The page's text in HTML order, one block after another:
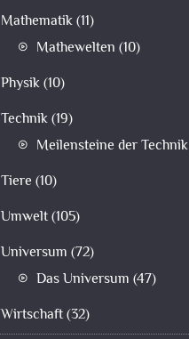
Mathematik(11)
Mathewelten (10)
Physik(10)
Technik(19)
Meilensteine der Technik
Tiere (10)
Umwelt(105)
Universum (72)
Das Universum (47)
Wirtschaft(32)